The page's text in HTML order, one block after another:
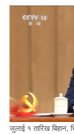
जुलाई १ तारिख बिहान,